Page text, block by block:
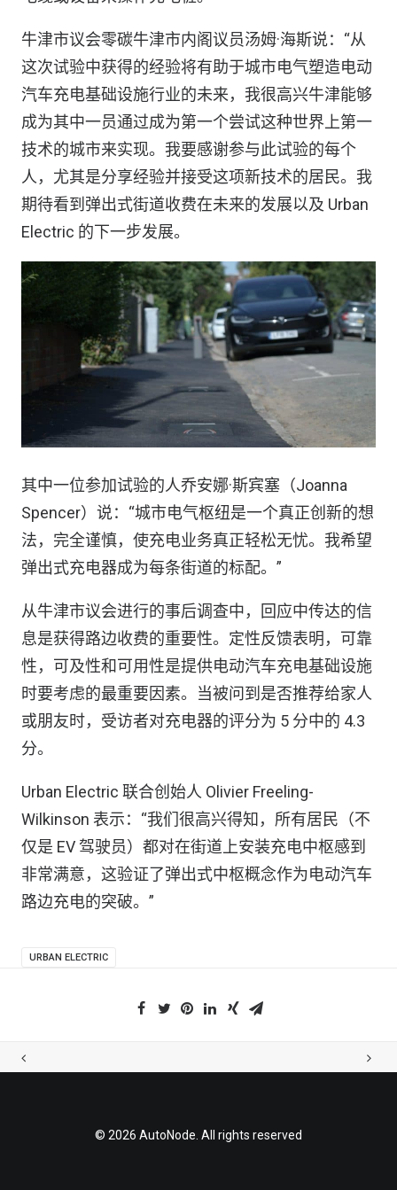
牛津市议会零碳牛津市内阁议员汤姆·海斯说：“从
这次试验中获得的经验将有助于城市电气塑造电动
汽车充电基础设施行业的未来，我很高兴牛津能够
成为其中一员通过成为第一个尝试这种世界上第一
技术的城市来实现。我要感谢参与此试验的每个
人，尤其是分享经验并接受这项新技术的居民。我
期待看到弹出式街道收费在未来的发展以及 Urban
Electric 的下一步发展。
其中一位参加试验的人乔安娜·斯宾塞（Joanna
Spencer）说：“城市电气枢纽是一个真正创新的想
法，完全谨慎，使充电业务真正轻松无忧。我希望
弹出式充电器成为每条街道的标配。”
从牛津市议会进行的事后调查中，回应中传达的信
息是获得路边收费的重要性。定性反馈表明，可靠
性，可及性和可用性是提供电动汽车充电基础设施
时要考虑的最重要因素。当被问到是否推荐给家人
或朋友时，受访者对充电器的评分为 5 分中的 4.3
分。
Urban Electric 联合创始人 Olivier Freeling-
Wilkinson 表示：“我们很高兴得知，所有居民（不
仅是 EV 驾驶员）都对在街道上安装充电中枢感到
非常满意，这验证了弹出式中枢概念作为电动汽车
路边充电的突破。”
URBAN ELECTRIC
© 2026 AutoNode. All rights reserved